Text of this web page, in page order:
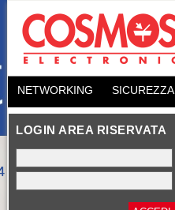
NETWORKING SICUREZZA
LOGIN AREA RISERVATA